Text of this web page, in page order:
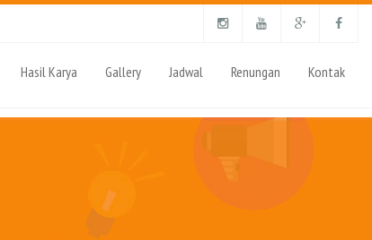
Hasil Karya Gallery Jadwal Renungan Kontak